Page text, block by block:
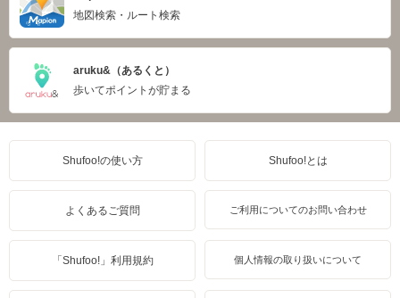
地図検索・ルート検索
aruku&（あるくと）
歩いてポイントが貯まる
Shufoo!の使い方 Shufoo!とは
よくあるご質問 ご利用についてのお問い合わせ
「Shufoo!」利用規約 個人情報の取り扱いについて